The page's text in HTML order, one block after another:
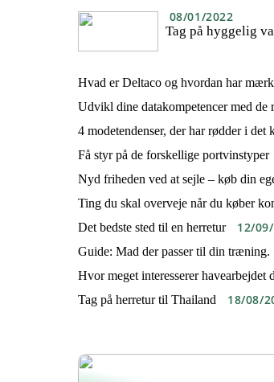
08/01/2022
Tag på hyggelig
Hvad er Deltaco og hvordan har
Udvikl dine datakompetencer med de
4 modetendenser, der har rødder i det
Få styr på de forskellige portvinstyper
Nyd friheden ved at sejle – køb din
Ting du skal overveje når du køber
Det bedste sted til en herretur 12/
Guide: Mad der passer til din træning.
Hvor meget interesserer havearbejdet
Tag på herretur til Thailand 18/08/